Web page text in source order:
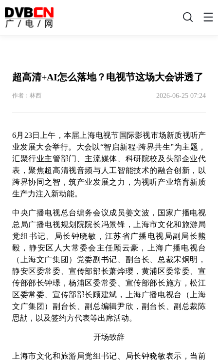
搜
超高清+AI怎么落地？电视节这场大会讲透了
作者：林西 2026-06-25 07:24
6月23日上午，本届上海电视节国际影视市场新质视听产
业发展大会举行。大会以“智启新程·跨界共生”为主题，
汇聚行业主管部门、主流媒体、科研院校及头部企业代
表，聚焦超高清视音频与人工智能技术的融合创新，以
跨界协同之智，筑产业发展之力，为视听产业培育新质
生产力注入新动能。
中央广播电视总台编务会议成员姜文波，国家广播电视
总局广播电视规划院院长冯景锋，上海市文化和旅游局
党组书记、局长钟晓敏，江苏省广播电视局副局长熊
毅，静安区人大常委会主任顾云豪，上海广播电视台
（上海文广集团）党委副书记、副台长、总裁宋炯明，
静安区委常委、宣传部部长萧烨璎，黄浦区委常委、宣
传部部长钟璟，杨浦区委常委、宣传部部长施方，松江
区委常委、宣传部部长顾建斌，上海广播电视台（上海
文广集团）副台长、副总编辑尹欣，副台长、副总裁陈
思劼，以及签约方代表等出席活动。
开场致辞
上海市文化和旅游局党组书记、局长钟晓敏表示，当前